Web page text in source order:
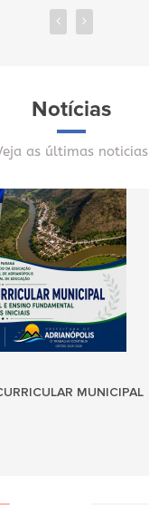
Notícias
as últimas noticias
MUNICIPAL